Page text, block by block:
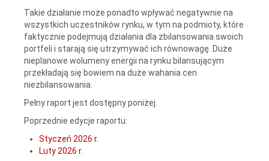
Takie działanie może ponadto wpływać negatywnie na
wszystkich uczestników rynku, w tym na podmioty, które
faktycznie podejmują działania dla zbilansowania swoich
portfeli i starają się utrzymywać ich równowagę. Duże
nieplanowe wolumeny energii na rynku bilansującym
przekładają się bowiem na duże wahania cen
niezbilansowania.
Pełny raport jest dostępny poniżej.
Poprzednie edycje raportu:
Styczeń 2026 r.
Luty 2026 r.